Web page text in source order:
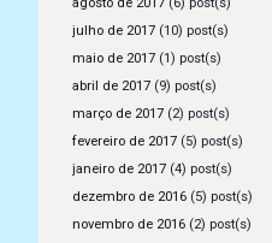
agosto de 2017(6) post(s)
julho de 2017(10) post(s)
maio de 2017(1) post(s)
abril de 2017(9) post(s)
março de 2017(2) post(s)
fevereiro de 2017(5) post(s)
janeiro de 2017(4) post(s)
dezembro de 2016(5) post(s)
novembro de 2016(2) post(s)